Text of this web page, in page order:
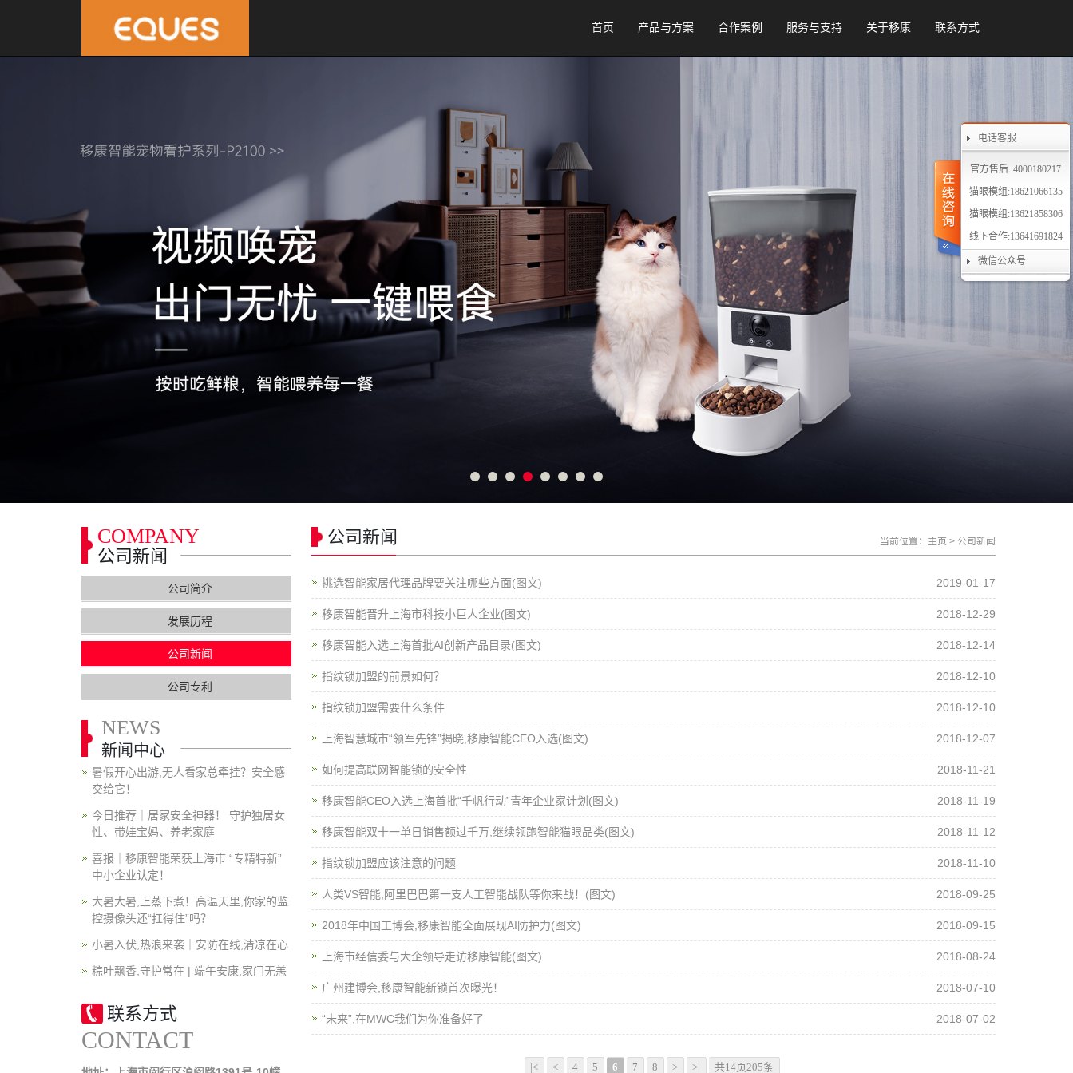
电话客服
官方售后: 4000180217
猫眼模组:18621066135
猫眼模组:13621858306
线下合作:13641691824
微信公众号
首页 产品与方案 合作案例 服务与支持 关于移康 联系方式
公司新闻 当前位置： 主页 > 公司新闻
挑选智能家居代理品牌要关注哪些方面(图文) 2019-01-17
移康智能晋升上海市科技小巨人企业(图文) 2018-12-29
移康智能入选上海首批AI创新产品目录(图文) 2018-12-14
指纹锁加盟的前景如何？ 2018-12-10
指纹锁加盟需要什么条件 2018-12-10
上海智慧城市“领军先锋”揭晓,移康智能CEO入选(图文) 2018-12-07
如何提高联网智能锁的安全性 2018-11-21
移康智能CEO入选上海首批“千帆行动”青年企业家计划(图文) 2018-11-19
移康智能双十一单日销售额过千万,继续领跑智能猫眼品类(图文) 2018-11-12
指纹锁加盟应该注意的问题 2018-11-10
人类VS智能,阿里巴巴第一支人工智能战队等你来战！(图文) 2018-09-25
2018年中国工博会,移康智能全面展现AI防护力(图文) 2018-09-15
上海市经信委与大企领导走访移康智能(图文) 2018-08-24
广州建博会,移康智能新锁首次曝光！ 2018-07-10
“未来”,在MWC我们为你准备好了 2018-07-02
|< < 4 5 6 7 8 > >| 共14页205条
COMPANY
公司新闻
公司简介
发展历程
公司新闻
公司专利
NEWS
新闻中心
暑假开心出游,无人看家总牵挂？安全感
交给它！
今日推荐｜居家安全神器！ 守护独居女
性、带娃宝妈、养老家庭
喜报｜移康智能荣获上海市 “专精特新”
中小企业认定！
大暑大暑,上蒸下煮！高温天里,你家的监
控摄像头还“扛得住”吗？
小暑入伏,热浪来袭｜安防在线,清凉在心
粽叶飘香,守护常在 | 端午安康,家门无恙
联系方式
CONTACT